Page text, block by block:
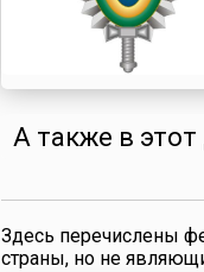
А также в этот
Здесь перечислены
страны, но не